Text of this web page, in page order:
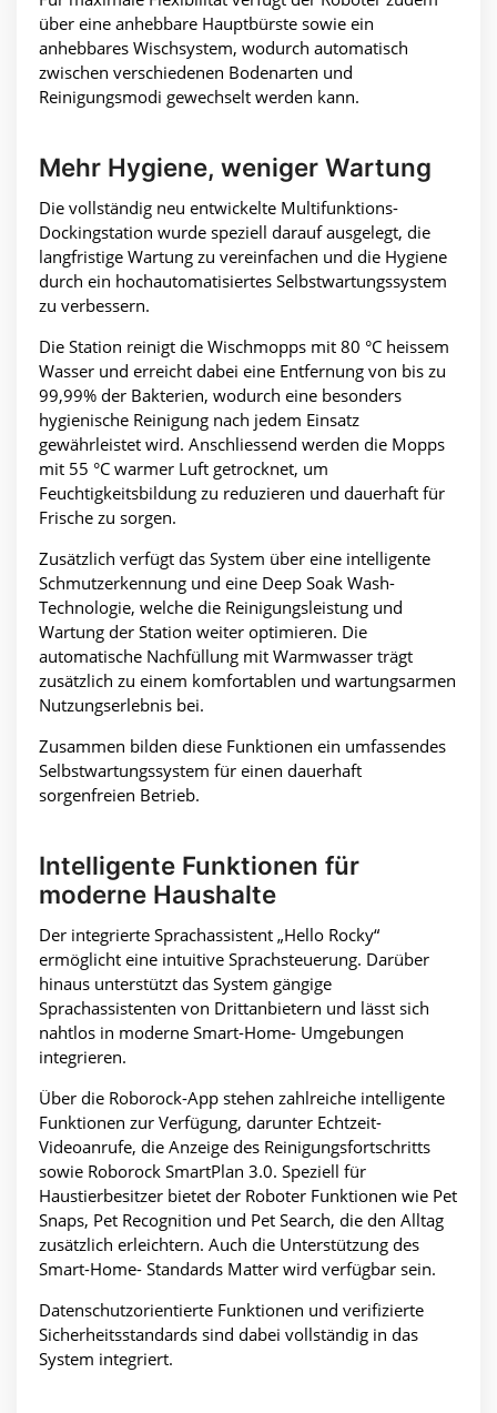
über eine anhebbare Hauptbürste sowie ein
anhebbares Wischsystem, wodurch automatisch
zwischen verschiedenen Bodenarten und
Reinigungsmodi gewechselt werden kann.
Mehr Hygiene, weniger Wartung
Die vollständig neu entwickelte Multifunktions-
Dockingstation wurde speziell darauf ausgelegt, die
langfristige Wartung zu vereinfachen und die Hygiene
durch ein hochautomatisiertes Selbstwartungssystem
zu verbessern.
Die Station reinigt die Wischmopps mit 80 °C heissem
Wasser und erreicht dabei eine Entfernung von bis zu
99,99% der Bakterien, wodurch eine besonders
hygienische Reinigung nach jedem Einsatz
gewährleistet wird. Anschliessend werden die Mopps
mit 55 °C warmer Luft getrocknet, um
Feuchtigkeitsbildung zu reduzieren und dauerhaft für
Frische zu sorgen.
Zusätzlich verfügt das System über eine intelligente
Schmutzerkennung und eine Deep Soak Wash-
Technologie, welche die Reinigungsleistung und
Wartung der Station weiter optimieren. Die
automatische Nachfüllung mit Warmwasser trägt
zusätzlich zu einem komfortablen und wartungsarmen
Nutzungserlebnis bei.
Zusammen bilden diese Funktionen ein umfassendes
Selbstwartungssystem für einen dauerhaft
sorgenfreien Betrieb.
Intelligente Funktionen für
moderne Haushalte
Der integrierte Sprachassistent „Hello Rocky“
ermöglicht eine intuitive Sprachsteuerung. Darüber
hinaus unterstützt das System gängige
Sprachassistenten von Drittanbietern und lässt sich
nahtlos in moderne Smart-Home- Umgebungen
integrieren.
Über die Roborock-App stehen zahlreiche intelligente
Funktionen zur Verfügung, darunter Echtzeit-
Videoanrufe, die Anzeige des Reinigungsfortschritts
sowie Roborock SmartPlan 3.0. Speziell für
Haustierbesitzer bietet der Roboter Funktionen wie Pet
Snaps, Pet Recognition und Pet Search, die den Alltag
zusätzlich erleichtern. Auch die Unterstützung des
Smart-Home- Standards Matter wird verfügbar sein.
Datenschutzorientierte Funktionen und verifizierte
Sicherheitsstandards sind dabei vollständig in das
System integriert.